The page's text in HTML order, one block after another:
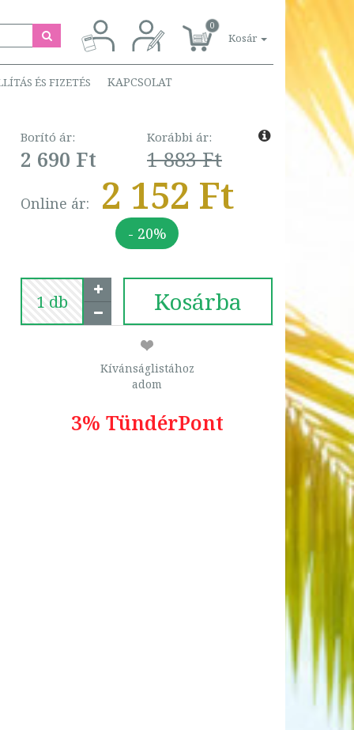
0
Kosár
ÉS FIZETÉS KAPCSOLAT
Borító ár:
2 690 Ft
Korábbi ár:
1 883 Ft
Online ár: 2 152 Ft
- 20%
Kosárba
Kívánságlistához
adom
3% TündérPont